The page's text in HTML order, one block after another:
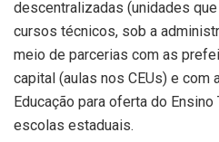
descentralizadas (unidades
cursos técnicos, sob a
meio de parcerias com as
capital (aulas nos CEUs) e com
Educação para oferta do
escolas estaduais.